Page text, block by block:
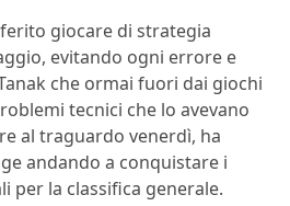
giocare di strategia
evitando ogni errore e
che ormai fuori dai giochi
tecnici che lo avevano
al traguardo venerdì, ha
andando a conquistare i
per la classifica generale.